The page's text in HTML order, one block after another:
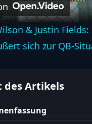
& Justin Fields:
sich zur QB-
des Artikels